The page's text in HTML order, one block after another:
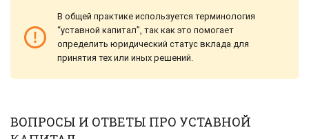
В общей практике используется терминология
“уставной капитал”, так как это помогает
определить юридический статус вклада для
принятия тех или иных решений.
ВОПРОСЫ И ОТВЕТЫ ПРО УСТАВНОЙ